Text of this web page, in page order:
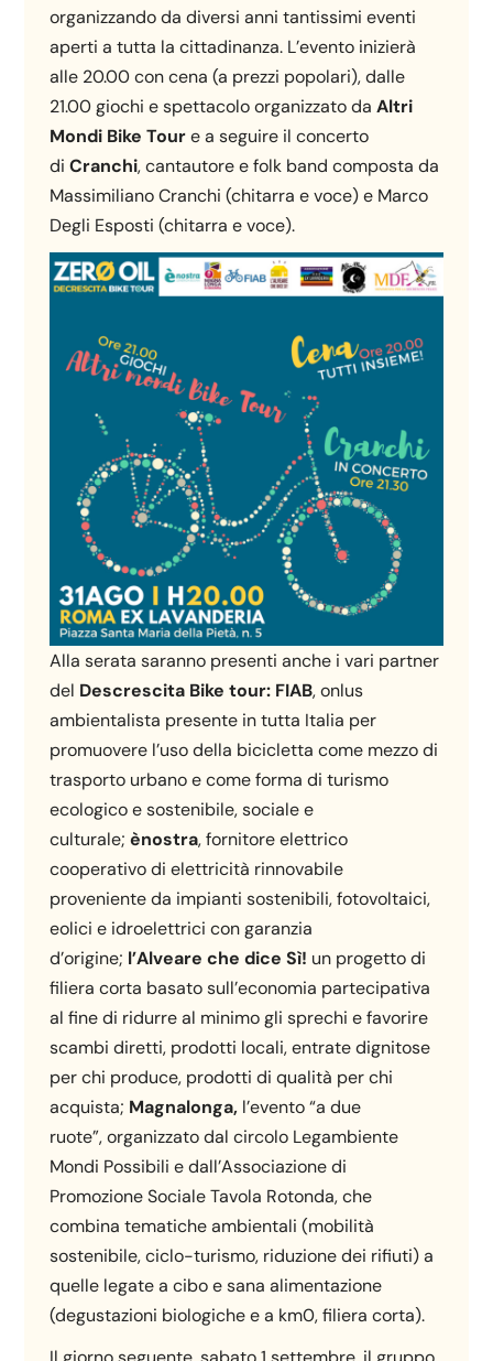
organizzando da diversi anni tantissimi eventi
aperti a tutta la cittadinanza. L’evento inizierà
alle 20.00 con cena (a prezzi popolari), dalle
21.00 giochi e spettacolo organizzato daAltri
Mondi Bike Toure a seguire il concerto
diCranchi, cantautore e folk band composta da
Massimiliano Cranchi (chitarra e voce) e Marco
Degli Esposti (chitarra e voce).
Alla serata saranno presenti anche i vari partner
del Descrescita Bike tour: FIAB, onlus
ambientalista presente in tutta Italia per
promuovere l’uso della bicicletta come mezzo di
trasporto urbano e come forma di turismo
ecologico e sostenibile, sociale e
culturale;ènostra, fornitore elettrico
cooperativo di elettricità rinnovabile
proveniente da impianti sostenibili, fotovoltaici,
eolici e idroelettrici con garanzia
d’origine; l’Alveare che dice Sì! un progetto di
filiera corta basato sull’economia partecipativa
al fine di ridurre al minimo gli sprechi e favorire
scambi diretti, prodotti locali, entrate dignitose
per chi produce, prodotti di qualità per chi
acquista; Magnalonga, l’evento “a due
ruote”, organizzato dal circolo Legambiente
Mondi Possibili e dall’Associazione di
Promozione Sociale Tavola Rotonda, che
combina tematiche ambientali (mobilità
sostenibile, ciclo-turismo, riduzione dei rifiuti) a
quelle legate a cibo e sana alimentazione
(degustazioni biologiche e a km0, filiera corta).